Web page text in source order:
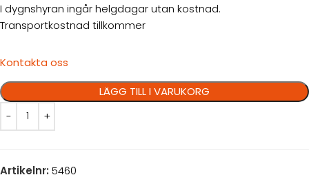
I dygnshyran ingår helgdagar utan kostnad.
Transportkostnad tillkommer
Kontakta oss
LÄGG TILL I VARUKORG
Artikelnr: 5460